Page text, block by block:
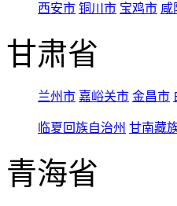
西安市 铜川市 宝鸡市 咸
甘肃省
兰州市 嘉峪关市 金昌市
临夏回族自治州 甘南藏
青海省